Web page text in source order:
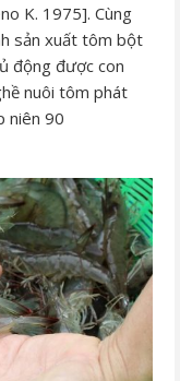
K. 1975]. Cùng
sản xuất tôm bột
động được con
nuôi tôm phát
niên 90